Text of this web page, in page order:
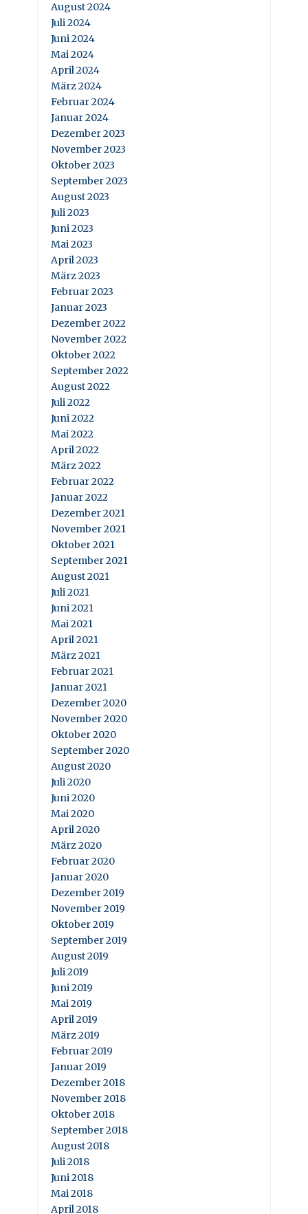
August 2024
Juli 2024
Juni 2024
Mai 2024
April 2024
März 2024
Februar 2024
Januar 2024
Dezember 2023
November 2023
Oktober 2023
September 2023
August 2023
Juli 2023
Juni 2023
Mai 2023
April 2023
März 2023
Februar 2023
Januar 2023
Dezember 2022
November 2022
Oktober 2022
September 2022
August 2022
Juli 2022
Juni 2022
Mai 2022
April 2022
März 2022
Februar 2022
Januar 2022
Dezember 2021
November 2021
Oktober 2021
September 2021
August 2021
Juli 2021
Juni 2021
Mai 2021
April 2021
März 2021
Februar 2021
Januar 2021
Dezember 2020
November 2020
Oktober 2020
September 2020
August 2020
Juli 2020
Juni 2020
Mai 2020
April 2020
März 2020
Februar 2020
Januar 2020
Dezember 2019
November 2019
Oktober 2019
September 2019
August 2019
Juli 2019
Juni 2019
Mai 2019
April 2019
März 2019
Februar 2019
Januar 2019
Dezember 2018
November 2018
Oktober 2018
September 2018
August 2018
Juli 2018
Juni 2018
Mai 2018
April 2018